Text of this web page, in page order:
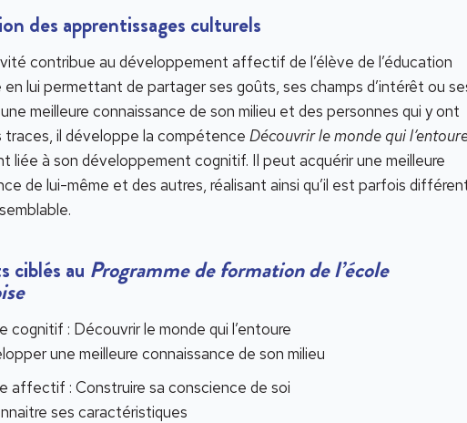
des apprentissages culturels
contribue au développement affectif de l’élève de l’éducation
en lui permettant de partager ses goûts, ses champs d’intérêt ou
meilleure connaissance de son milieu et des personnes qui y ont
traces, il développe la compétence Découvrir le monde qui
liée à son développement cognitif. Il peut acquérir une meilleure
de lui-même et des autres, réalisant ainsi qu’il est parfois
ciblés au Programme de formation de l’école
cognitif : Découvrir le monde qui l’entoure
une meilleure connaissance de son milieu
affectif : Construire sa conscience de soi
ses caractéristiques